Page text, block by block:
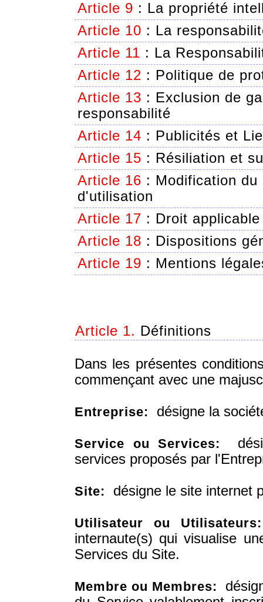
Article 9 : La propriété
Article 10 : La
Article 11 : La
Article 12 : Politique de
Article 13 : Exclusion de
responsabilité
Article 14 : Publicités et
Article 15 : Résiliation et
Article 16 : Modification
d'utilisation
Article 17 : Droit
Article 18 : Dispositions
Article 19 : Mentions
Article 1. Définitions
Dans les présentes
commençant avec une
Entreprise: désigne la
Service ou Services:
services proposés par
Site: désigne le site internet
Utilisateur ou Utilisateurs:
internaute(s) qui visualise
Services du Site.
Membre ou Membres: